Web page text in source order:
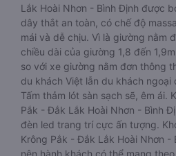
Lắk Hoài Nhơn - Bình Định được
dây thắt an toàn, có chế độ
mái và dễ chịu. Vì là giường nằm
chiều dài của giường 1,8 đến
so với xe giường nằm đơn thông
du khách Việt lẫn du khách ngoại
Tấm thảm lót sàn sạch sẽ, êm ái.
Pắk - Đắk Lắk Hoài Nhơn - Bình
đèn led trang trí cực ấn tượng.
Krông Pắk - Đắk Lắk Hoài Nhơn -
nên hành khách có thể mang